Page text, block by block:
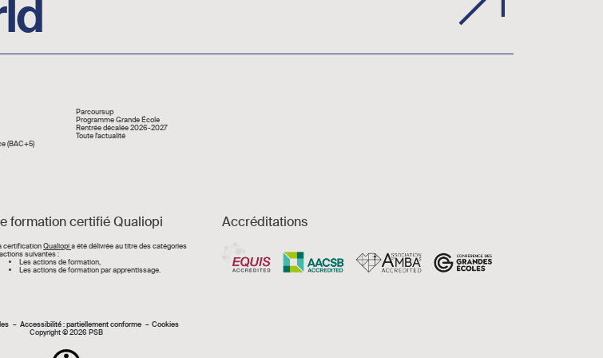
(BAC+5)
Parcoursup
Programme Grande École
Rentrée décalée 2026-2027
Toute l'actualité
formation certifié Qualiopi
certificationQualiopia été délivrée au titre des catégories
suivantes :
Les actions de formation,
Les actions de formation par apprentissage.
Accréditations
Mentions légales et accessibilité
Accessibilité : partiellement conforme
Cookies
Copyright © 2026 PSB